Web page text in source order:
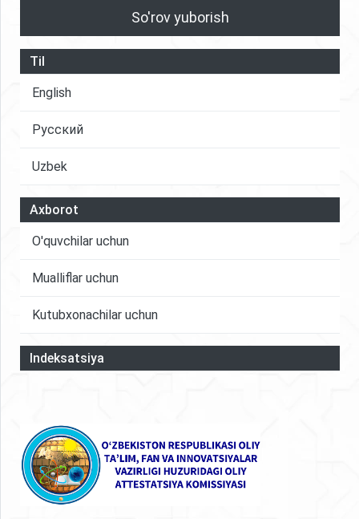
tahlil qilish natijalari keltirilgan. Xususiy
sektorni yanada rivojlantirishning ustuvor
yo'nalishlari ham tahlil qilindi
So'rov yuborish
Til
English
Русский
Uzbek
Axborot
O'quvchilar uchun
Mualliflar uchun
Kutubxonachilar uchun
Indeksatsiya